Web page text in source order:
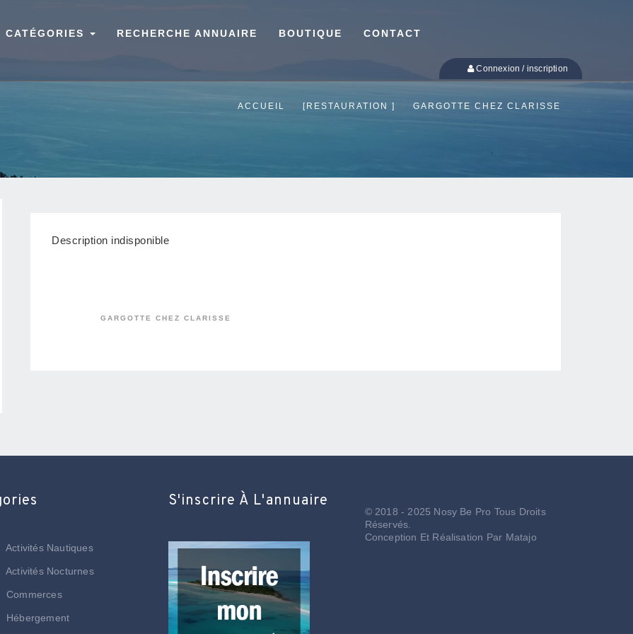
CATÉGORIES RECHERCHE ANNUAIRE BOUTIQUE CONTACT
Connexion / inscription
ACCUEIL [RESTAURATION ] GARGOTTE CHEZ CLARISSE
Description indisponible
GARGOTTE CHEZ CLARISSE
Activités Nautiques
Activités Nocturnes
Commerces
Hébergement
S'inscrire À L'annuaire
© 2018 - 2025 Nosy Be Pro Tous Droits
Réservés.
Conception Et Réalisation Par Matajo